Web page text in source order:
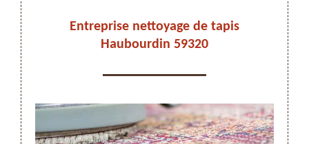
Entreprise nettoyage de tapis
Haubourdin 59320